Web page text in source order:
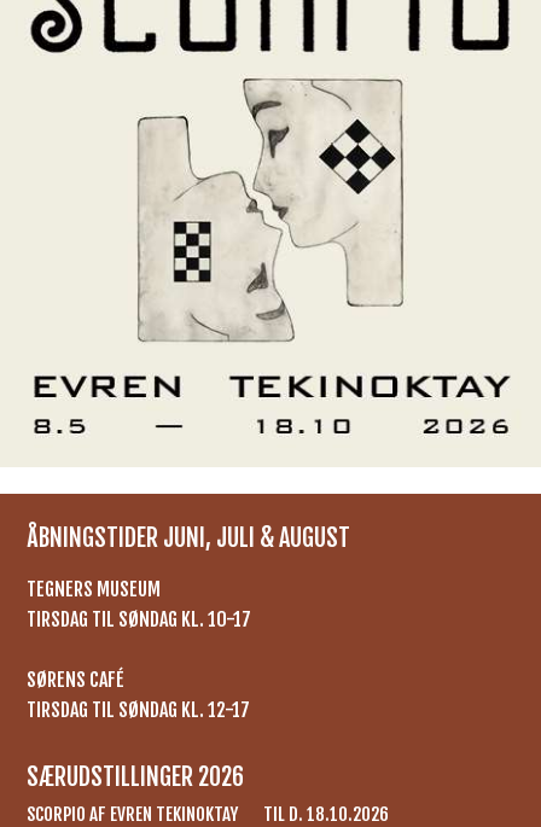
ÅBNINGSTIDER JUNI, JULI & AUGUST
​TEGNERS MUSEUM
TIRSDAG TIL SØNDAG KL. 10-17
SØRENS CAFÉ
TIRSDAG TIL SØNDAG KL. 12-17​
SÆRUDSTILLINGER 2026
SCORPIO AF EVREN TEKINOKTAY TIL D. 18.10.2026